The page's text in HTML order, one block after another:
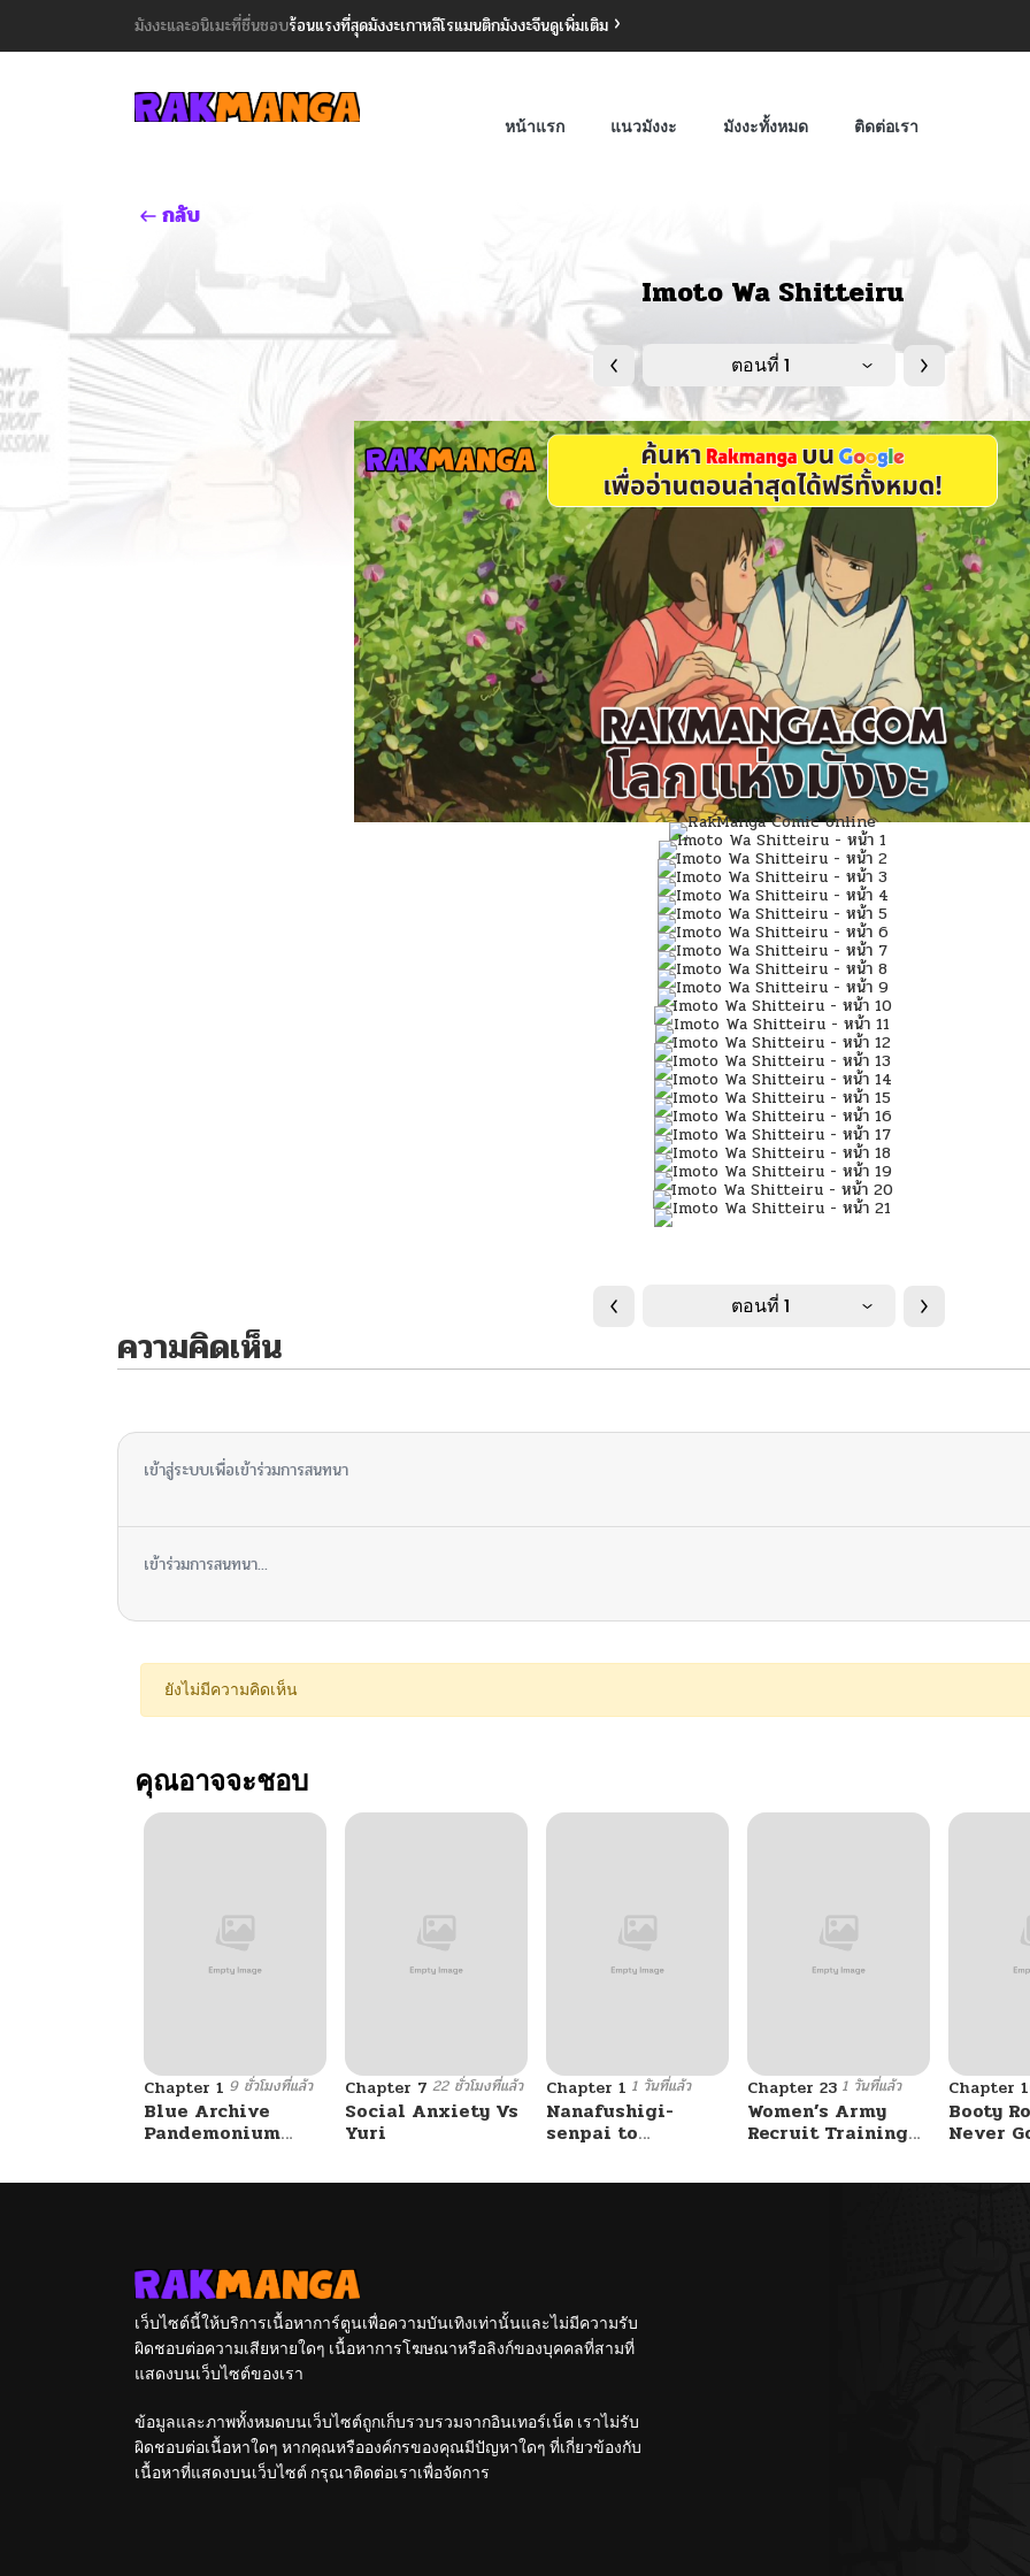
มังงะและอนิเมะที่ชื่นชอบร้อนแรงที่สุดมังงะเกาหลีโรแมนติกมังงะจีนดูเพิ่มเติม
หน้าแรก แนวมังงะ มังงะทั้งหมด ติดต่อเรา
กลับ
Imoto Wa Shitteiru
ตอนที่ 1
ตอนที่ 1
ความคิดเห็น
เข้าสู่ระบบเพื่อเข้าร่วมการสนทนา
เข้าร่วมการสนทนา...
ยังไม่มีความคิดเห็น
คุณอาจจะชอบ
Chapter 1 9 ชั่วโมงที่แล้ว
Blue Archive
Pandemonium
Hayashiya
Chapter 7 22 ชั่วโมงที่แล้ว
Social Anxiety Vs
Yuri
Chapter 1 1 วันที่แล้ว
Nanafushigi-
senpai to
Chapter 23 1 วันที่แล้ว
Women’s Army
Recruit Training
Chapter
Booty
Never
เว็บไซต์นี้ให้บริการเนื้อหาการ์ตูนเพื่อความบันเทิงเท่านั้นและไม่มีความรับ
ผิดชอบต่อความเสียหายใดๆ เนื้อหาการโฆษณาหรือลิงก์ของบุคคลที่สามที่
แสดงบนเว็บไซต์ของเรา
ข้อมูลและภาพทั้งหมดบนเว็บไซต์ถูกเก็บรวบรวมจากอินเทอร์เน็ต เราไม่รับ
ผิดชอบต่อเนื้อหาใดๆ หากคุณหรือองค์กรของคุณมีปัญหาใดๆ ที่เกี่ยวข้องกับ
เนื้อหาที่แสดงบนเว็บไซต์ กรุณาติดต่อเราเพื่อจัดการ